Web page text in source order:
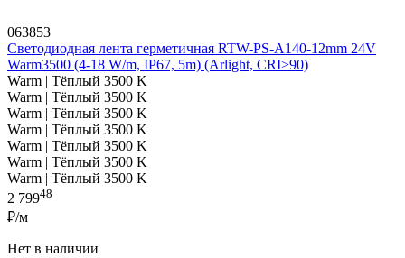
063853
Светодиодная лента герметичная RTW-PS-A140-12mm 24V
Warm3500 (4-18 W/m, IP67, 5m) (Arlight, CRI>90)
Warm | Тёплый 3500 K
Warm | Тёплый 3500 K
Warm | Тёплый 3500 K
Warm | Тёплый 3500 K
Warm | Тёплый 3500 K
Warm | Тёплый 3500 K
Warm | Тёплый 3500 K
2 79948
₽/м
Нет в наличии